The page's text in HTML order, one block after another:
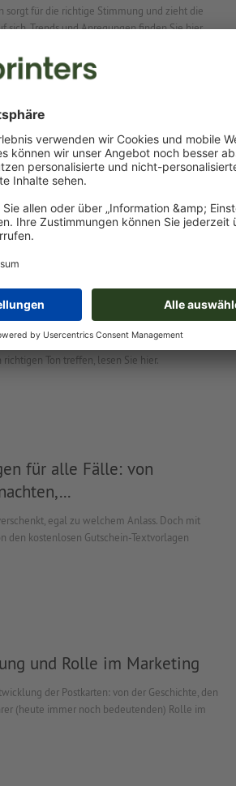
sorgt für die richtige Stimmung und zieht die
sich. Trends und Anregungen finden Sie hier.
Einladung
nicht immer den besten Ruf, weswegen
gelungenen Einladung halten Sie dagegen!
und dabei
aus. Wie Sie Kunden und
Ton treffen, lesen Sie hier.
für alle Fälle: von
egal zu welchem Anlass. Doch mit
den kostenlosen Gutschein-Textvorlagen
und Rolle im Marketing
der Postkarten: von der Geschichte, den
(heute immer noch bedeutenden) Rolle im